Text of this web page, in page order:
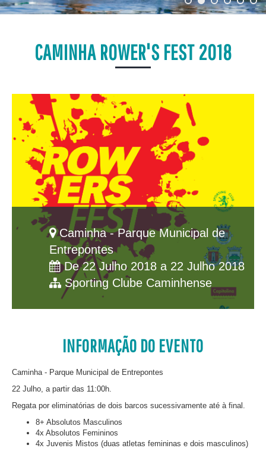
CAMINHA ROWER'S FEST 2018
Caminha - Parque Municipal de
Entrepontes
De 22 Julho 2018 a 22 Julho 2018
Sporting Clube Caminhense
INFORMAÇÃO DO EVENTO
Caminha - Parque Municipal de Entrepontes
22 Julho, a partir das 11:00h.
Regata por eliminatórias de dois barcos sucessivamente até à final.
8+ Absolutos Masculinos
4x Absolutos Femininos
4x Juvenis Mistos (duas atletas femininas e dois masculinos)